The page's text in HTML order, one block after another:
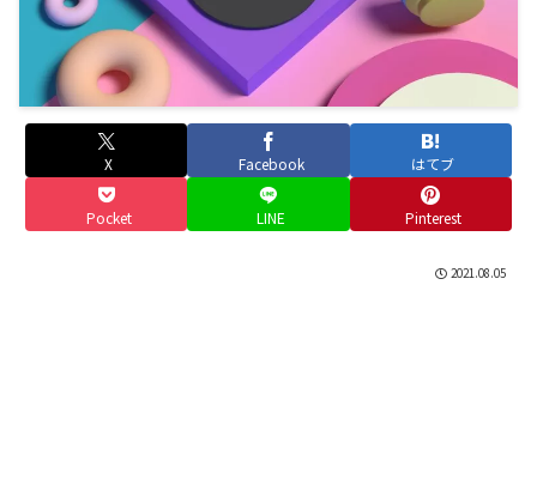
X Facebook はてブ
Pocket LINE Pinterest
2021.08.05